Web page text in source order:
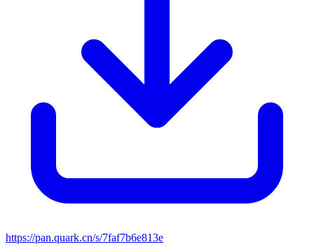
https://pan.quark.cn/s/7faf7b6e813e